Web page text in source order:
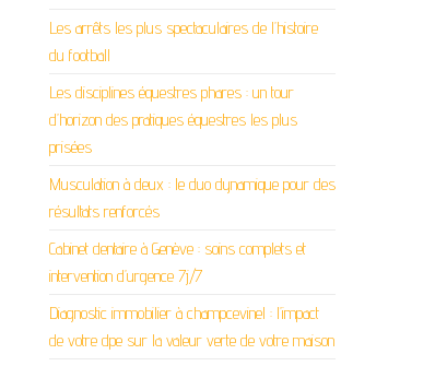
Les arrêts les plus spectaculaires de l’histoire
du football
Les disciplines équestres phares : un tour
d’horizon des pratiques équestres les plus
prisées
Musculation à deux : le duo dynamique pour des
résultats renforcés
Cabinet dentaire à Genève : soins complets et
intervention d’urgence 7j/7
Diagnostic immobilier à champcevinel : l’impact
de votre dpe sur la valeur verte de votre maison